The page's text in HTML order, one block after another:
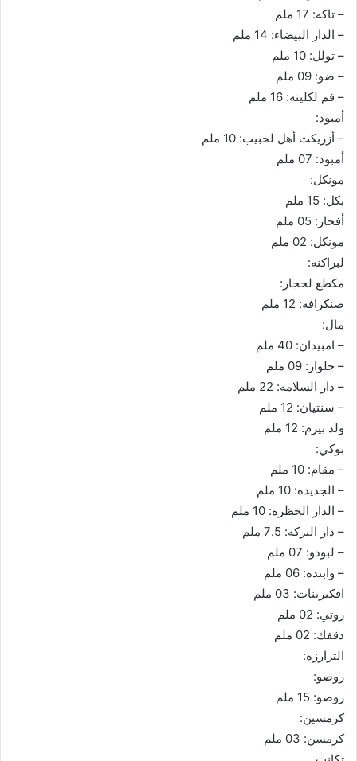
– تاكه: 17 ملم
– الدار البيضاء: 14 ملم
– تولل: 10 ملم
– ضو: 09 ملم
– فم لكليته: 16 ملم
أمبود:
– أزريكت أهل لحبيب: 10 ملم
أمبود: 07 ملم
مونكل:
بكل: 15 ملم
أفجار: 05 ملم
مونكل: 02 ملم
لبراكنه:
مكطع لحجار:
صنكرافه: 12 ملم
مال:
– امبيدان: 40 ملم
– جلوار: 09 ملم
– دار السلامه: 22 ملم
– سنتيان: 12 ملم
ولد بيرم: 12 ملم
بوكي:
– مقام: 10 ملم
– الجديده: 10 ملم
– الدار الخظره: 10 ملم
– دار البركه: 7.5 ملم
– لبودو: 07 ملم
– وابنده: 06 ملم
افكيرينات: 03 ملم
روتي: 02 ملم
دقفك: 02 ملم
الترارزه:
روصو:
روصو: 15 ملم
كرمسين:
كرمسن: 03 ملم